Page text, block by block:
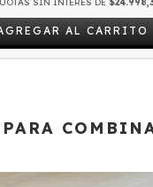
AL CARRITO
PARA